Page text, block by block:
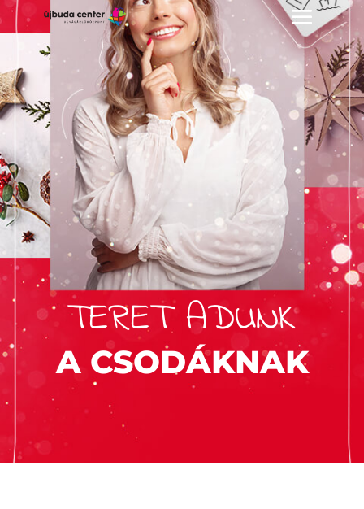
TERET ADUNK
A CSODÁKNAK